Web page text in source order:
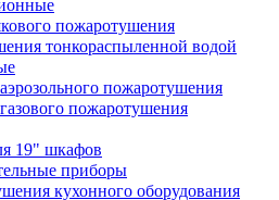
пожаротушения
тонкораспыленной водой
пожаротушения
пожаротушения
19" шкафов
приборы
кухонного оборудования